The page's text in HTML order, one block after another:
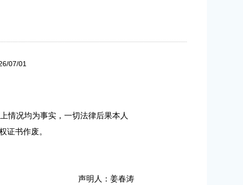
07/01
情况均为事实，一切法律后果本人
证书作废。
声明人：姜春涛